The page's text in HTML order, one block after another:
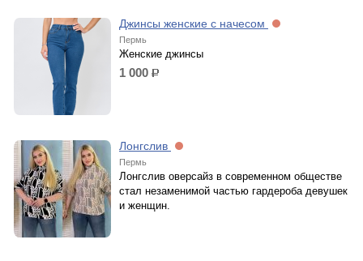
Джинсы женские с начесом
Пермь
Женские джинсы
1 000 р.
Лонгслив
Пермь
Лонгслив оверсайз в современном обществе
стал незаменимой частью гардероба девушек
и женщин.